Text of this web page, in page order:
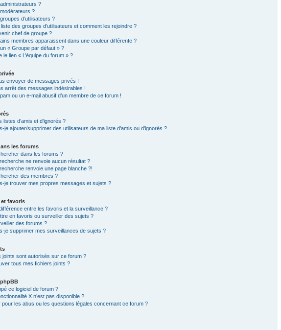
?
?
d’utilisateurs ?
des groupes d’utilisateurs et comment les rejoindre ?
chef de groupe ?
membres apparaissent dans une couleur différente ?
« Groupe par défaut » ?
le lien « L’équipe du forum » ?
envoyer de messages privés !
arrêt des messages indésirables !
ou un e-mail abusif d’un membre de ce forum !
listes d’amis et d’ignorés ?
je ajouter/supprimer des utilisateurs de ma liste d’amis ou d’ignorés ?
les forums
dans les forums ?
ne renvoie aucun résultat ?
renvoie une page blanche ?!
des membres ?
je trouver mes propres messages et sujets ?
et favoris
entre les favoris et la surveillance ?
en favoris ou surveiller des sujets ?
des forums ?
je supprimer mes surveillances de sujets ?
joints sont autorisés sur ce forum ?
tous mes fichiers joints ?
ce logiciel de forum ?
X n’est pas disponible ?
pour les abus ou les questions légales concernant ce forum ?